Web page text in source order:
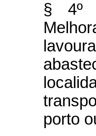
§ 4º
porto